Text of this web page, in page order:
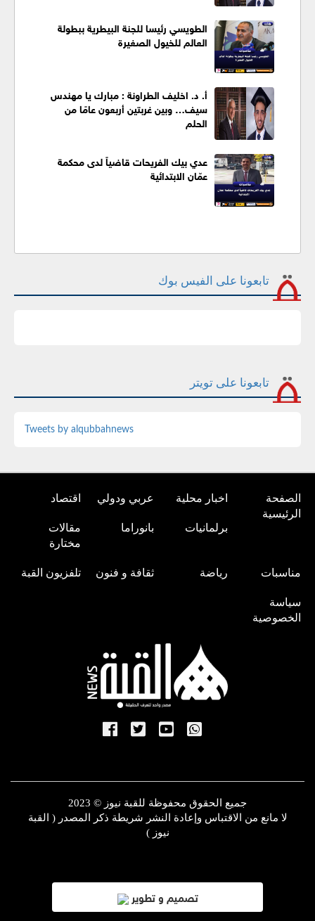
الطويسي رئيسا للجنة البيطرية ببطولة
العالم للخيول الصغيرة
أ. د. اخليف الطراونة : مبارك يا مهندس
سيف… وبين غربتين أربعون عامًا من
الحلم
عدي بيك الفريحات قاضياً لدى محكمة
عمّان الابتدائية
تابعونا على الفيس بوك
تابعونا على تويتر
Tweets by alqubbahnews
الصفحة
الرئيسية
اخبار محلية عربي ودولي اقتصاد
برلمانيات بانوراما
مقالات
مختارة
مناسبات رياضة ثقافة و فنون تلفزيون القبة
سياسة
الخصوصية
جميع الحقوق محفوظة للقبة نيوز © 2023
لا مانع من الاقتباس وإعادة النشر شريطة ذكر المصدر ( القبة
نيوز )
تصميم و تطوير